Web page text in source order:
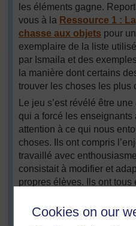
Cookies on our
les éléments gagne.
vous à la Ressource 1 : La
chasse aux objets pour un
exemplaire de la liste
par Ismaila et des
la manière dont certains
trouver les choses les plus
Le jeu s’est révélé être
qui a forcé les
attention à ce qui nous
choses. Ils ont compris
travaillé avec
consistait à modifier et
propres élèves. Ils ont tous
compte-rendu lors de son